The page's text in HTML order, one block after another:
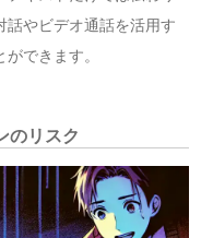
話やビデオ通話を活用す
できます。
のリスク